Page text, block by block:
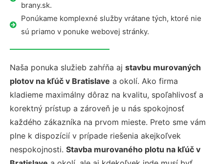
brany.sk.
Ponúkame komplexné služby vrátane tých, ktoré nie
sú priamo v ponuke webovej stránky.
Naša ponuka služieb zahŕňa aj stavbu murovaných
plotov na kľúč v Bratislave a okolí. Ako firma
kladieme maximálny dôraz na kvalitu, spoľahlivosť a
korektný prístup a zároveň je u nás spokojnosť
každého zákazníka na prvom mieste. Preto sme vám
plne k dispozícií v prípade riešenia akejkoľvek
nespokojnosti. Stavba murovaného plotu na kľúč v